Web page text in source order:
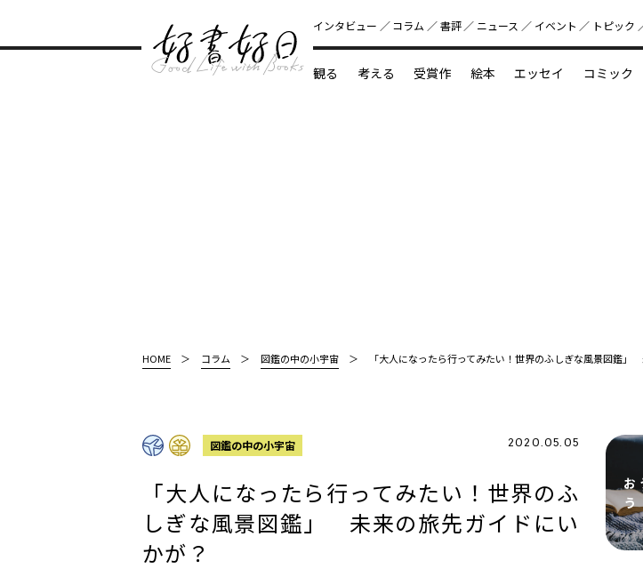
好書好日
インタビュー コラム 書評 ニュース イベント トピック
観る 考える 受賞作 絵本 エッセイ コミック
HOME コラム 図鑑の中の小宇宙 「大人になったら行ってみたい！世界のふしぎな風景図鑑」
お
う
図鑑の中の小宇宙 2020.05.05
「大人になったら行ってみたい！世界のふ
しぎな風景図鑑」 未来の旅先ガイドにい
かが？